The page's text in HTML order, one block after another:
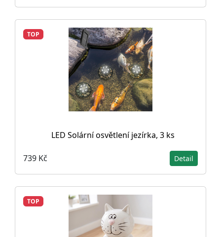
TOP
LED Solární osvětlení jezírka, 3 ks
739 Kč Detail
TOP